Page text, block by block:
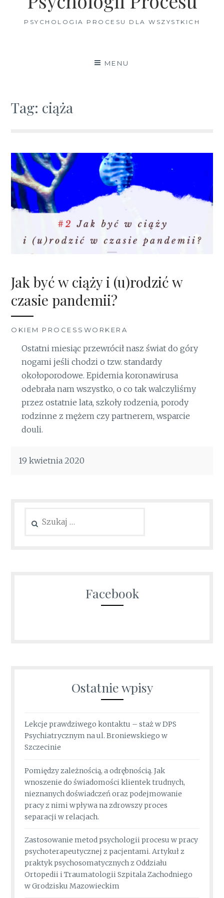
PSYCHOLOGIA PROCESU DLA WSZYSTKICH
MENU
Tag: ciąża
Jak być w ciąży i (u)rodzić w
czasie pandemii?
OKIEM PROCESSWORKERA
Ostatni miesiąc przewrócił nasz świat do góry
nogami jeśli chodzi o tzw. standardy
okołoporodowe. Epidemia koronawirusa
odebrała nam wszystko, o co tak walczyliśmy
przez ostatnie lata, szkoły rodzenia, porody
rodzinne z mężem czy partnerem, wsparcie
douli.
19 kwietnia 2020
Facebook
Ostatnie wpisy
Lekcje prawdziwego kontaktu – staż w DPS
Psychiatrycznym na ul. Broniewskiego w
Szczecinie
Pomiędzy zależnością, a odrębnością. Jak
wnoszenie do świadomości klientek trudnych,
nieznanych doświadczeń oraz podejmowanie
pracy z nimi wpływa na zdrowszy proces
separacji w relacjach.
Zastosowanie metod psychologii procesu w pracy
psychoterapeutycznej z pacjentami. Artykuł z
praktyk psychosomatycznych z Oddziału
Ortopedii i Traumatologii Szpitala Zachodniego
w Grodzisku Mazowieckim